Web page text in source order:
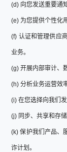
(d) 向您发送重要通
(e) 为您提供个性化
(f) 认证和管理供应
业务。
(g) 开展内部审计、
(h) 分析业务运营效
(i) 在您选择向我们
(j) 同步、共享和存
(k) 保护我们产品、
诈计划。